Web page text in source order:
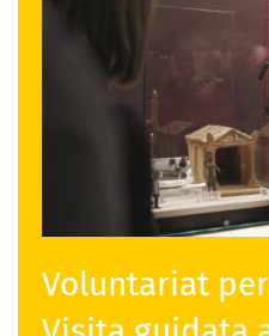
Voluntariat